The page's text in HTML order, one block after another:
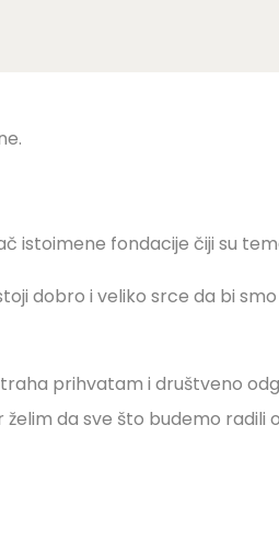
istoimene fondacije čiji su
dobro i veliko srce da bi
prihvatam i društveno
da sve što budemo